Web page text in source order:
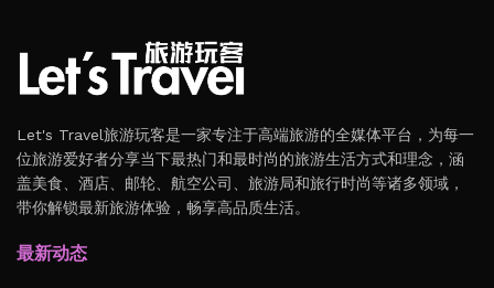
Let's Travel旅游玩客是一家专注于高端旅游的全媒体平台，为每一
位旅游爱好者分享当下最热门和最时尚的旅游生活方式和理念，涵
盖美食、酒店、邮轮、航空公司、旅游局和旅行时尚等诸多领域，
带你解锁最新旅游体验，畅享高品质生活。
最新动态